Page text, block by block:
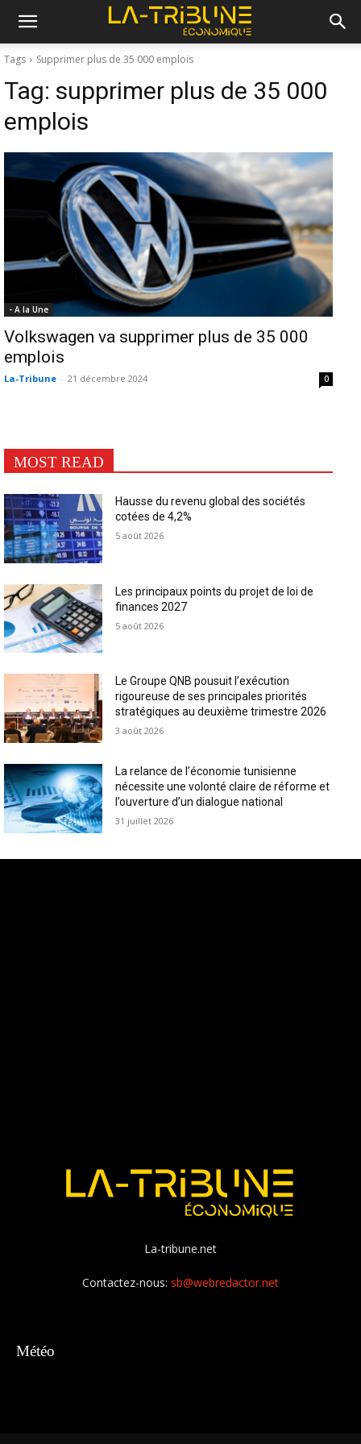
Tags Supprimer plus de 35 000 emplois
Tag: supprimer plus de 35 000
emplois
- A la Une
Volkswagen va supprimer plus de 35 000
emplois
La-Tribune - 21 décembre 2024 0
MOST READ
Hausse du revenu global des sociétés
cotées de 4,2%
5 août 2026
Les principaux points du projet de loi de
finances 2027
5 août 2026
Le Groupe QNB pousuit l’exécution
rigoureuse de ses principales priorités
stratégiques au deuxième trimestre 2026
3 août 2026
La relance de l’économie tunisienne
nécessite une volonté claire de réforme et
l’ouverture d’un dialogue national
31 juillet 2026
La-tribune.net
Contactez-nous: sb@webredactor.net
Météo